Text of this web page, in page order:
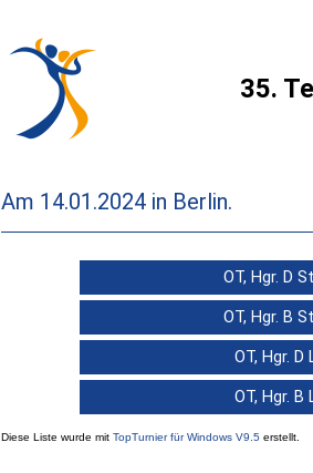
35.
Am 14.01.2024 in Berlin.
OT, Hgr. D
OT, Hgr. B
OT, Hgr. D
OT, Hgr. B
Diese Liste wurde mit TopTurnier für Windows V9.5 erstellt.